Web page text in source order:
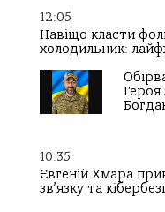
12:05
Навіщо класти
холодильник:
Героя
10:35
Євгеній Хмара
зв’язку та